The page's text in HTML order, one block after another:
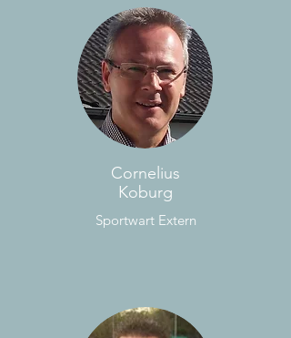
Cornelius
Koburg
Sportwart Extern